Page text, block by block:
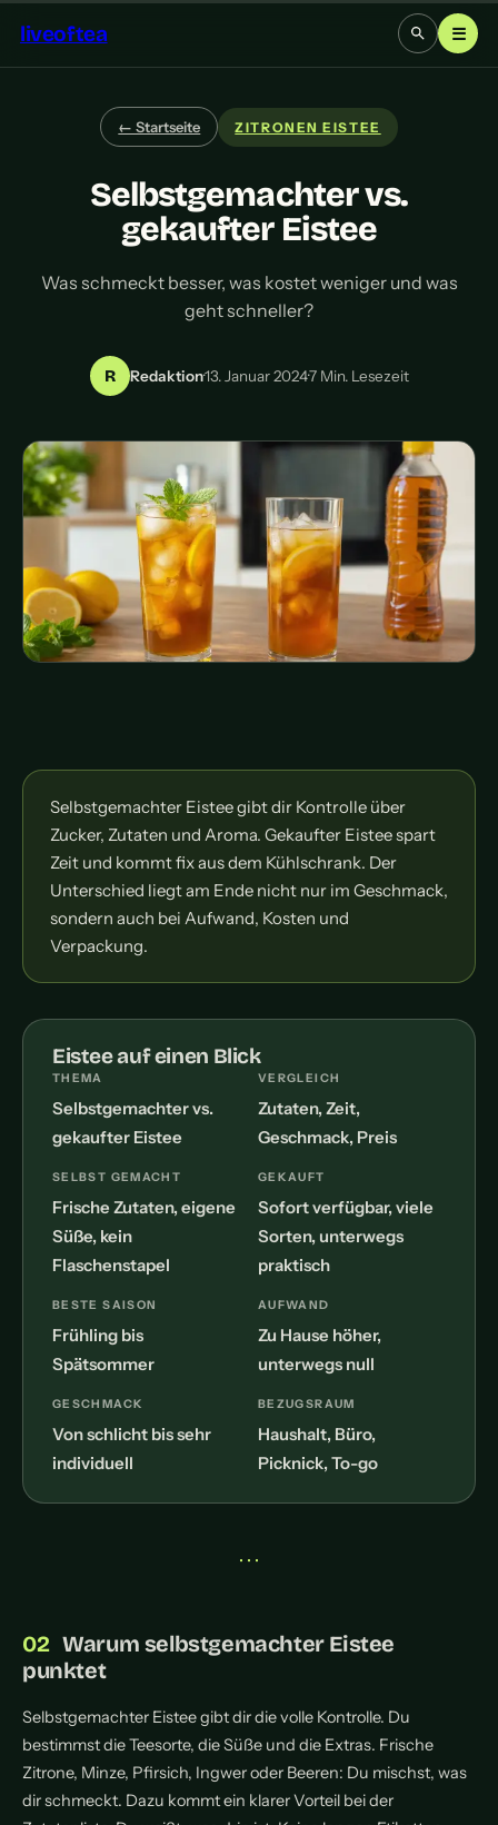
liveoftea ☰
← Startseite ZITRONEN EISTEE
Selbstgemachter vs.
gekaufter Eistee
Was schmeckt besser, was kostet weniger und was
geht schneller?
R Redaktion·13. Januar 2024·7 Min. Lesezeit
Selbstgemachter Eistee gibt dir Kontrolle über
Zucker, Zutaten und Aroma. Gekaufter Eistee spart
Zeit und kommt fix aus dem Kühlschrank. Der
Unterschied liegt am Ende nicht nur im Geschmack,
sondern auch bei Aufwand, Kosten und
Verpackung.
Eistee auf einen Blick
THEMA
Selbstgemachter vs.
gekaufter Eistee
VERGLEICH
Zutaten, Zeit,
Geschmack, Preis
SELBST GEMACHT
Frische Zutaten, eigene
Süße, kein
Flaschenstapel
GEKAUFT
Sofort verfügbar, viele
Sorten, unterwegs
praktisch
BESTE SAISON
Frühling bis
Spätsommer
AUFWAND
Zu Hause höher,
unterwegs null
GESCHMACK
Von schlicht bis sehr
individuell
BEZUGSRAUM
Haushalt, Büro,
Picknick, To-go
• • •
Warum selbstgemachter Eistee
punktet
Selbstgemachter Eistee gibt dir die volle Kontrolle. Du
bestimmst die Teesorte, die Süße und die Extras. Frische
Zitrone, Minze, Pfirsich, Ingwer oder Beeren: Du mischst, was
dir schmeckt. Dazu kommt ein klarer Vorteil bei der